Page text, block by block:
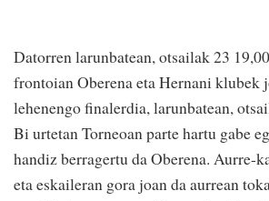
Datorren larunbatean, otsailak 23
frontoian Oberena eta Hernani klubek
lehenengo finalerdia, larunbatean,
Bi urtetan Torneoan parte hartu gabe
handiz berragertu da Oberena. Aurre-
eta eskaileran gora joan da aurrean